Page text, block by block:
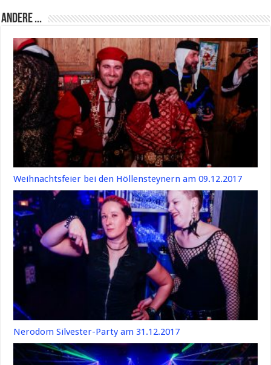
Andere ...
Weihnachtsfeier bei den Höllensteynern am 09.12.2017
Nerodom Silvester-Party am 31.12.2017